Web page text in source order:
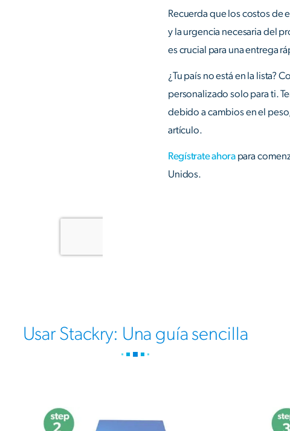
Recuerda que los costos de
y la urgencia necesaria del
es crucial para una entrega
¿Tu país no está en la lista?
personalizado solo para ti.
debido a cambios en el
artículo.
Regístrate ahorapara
Unidos.
Usar Stackry: Una guía sencilla